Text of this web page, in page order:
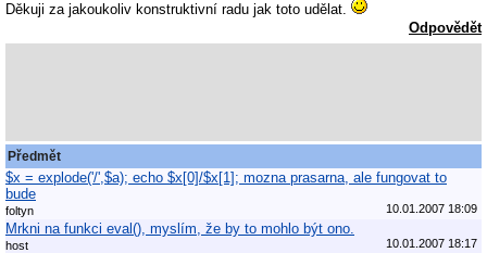
Děkuji za jakoukoliv konstruktivní radu jak toto udělat.
Odpovědět
Předmět
$x = explode('/',$a); echo $x[0]/$x[1]; mozna prasarna, ale fungovat to
bude
foltyn 10.01.2007 18:09
Mrkni na funkci eval(), myslím, že by to mohlo být ono.
host 10.01.2007 18:17